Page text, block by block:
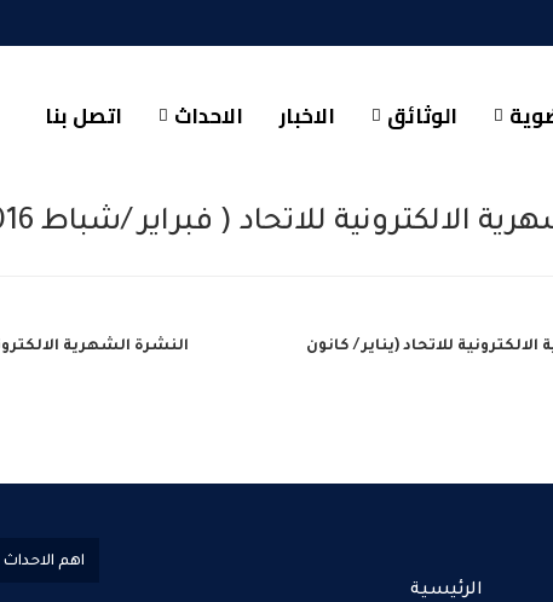
الوثائق الاخبار الاحداث اتصل بنا
الالكترونية للاتحاد ( فبراير /شباط 2016 )
للاتحاد (يناير / كانون
النشرة الشهرية
الرئيسية
اهم الاحداث